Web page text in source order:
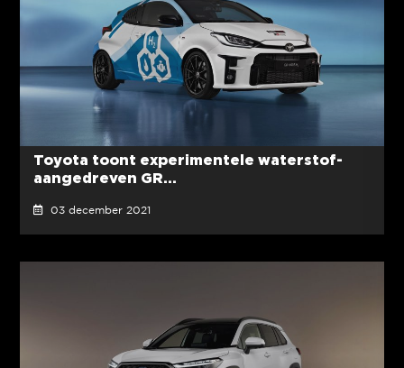
Toyota toont experimentele waterstof-
aangedreven GR...
03 december 2021